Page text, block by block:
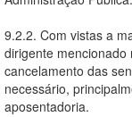
9.2.2. Com vistas a
dirigente
cancelamento das
necessário,
aposentadoria.